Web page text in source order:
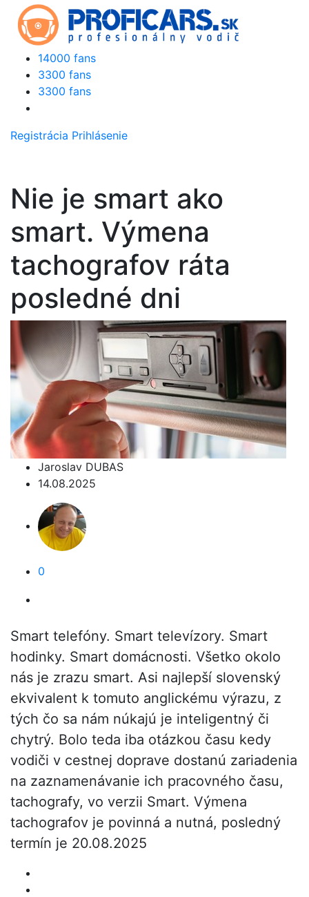
14000 fans
3300 fans
3300 fans
Registrácia Prihlásenie
Nie je smart ako
smart. Výmena
tachografov ráta
posledné dni
Jaroslav DUBAS
14.08.2025
0
Smart telefóny. Smart televízory. Smart
hodinky. Smart domácnosti. Všetko okolo
nás je zrazu smart. Asi najlepší slovenský
ekvivalent k tomuto anglickému výrazu, z
tých čo sa nám núkajú je inteligentný či
chytrý. Bolo teda iba otázkou času kedy
vodiči v cestnej doprave dostanú zariadenia
na zaznamenávanie ich pracovného času,
tachografy, vo verzii Smart. Výmena
tachografov je povinná a nutná, posledný
termín je 20.08.2025